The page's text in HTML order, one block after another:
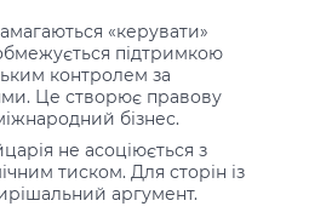
«керувати»
підтримкою
контролем за
Це створює правову
бізнес.
не асоціюється з
тиском. Для сторін із
аргумент.